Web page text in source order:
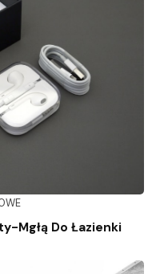
Mgłą Do Łazienki